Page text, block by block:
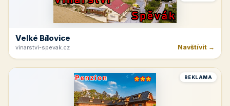
Velké Bílovice
vinarstvi-spevak.cz Navštívit →
REKLAMA